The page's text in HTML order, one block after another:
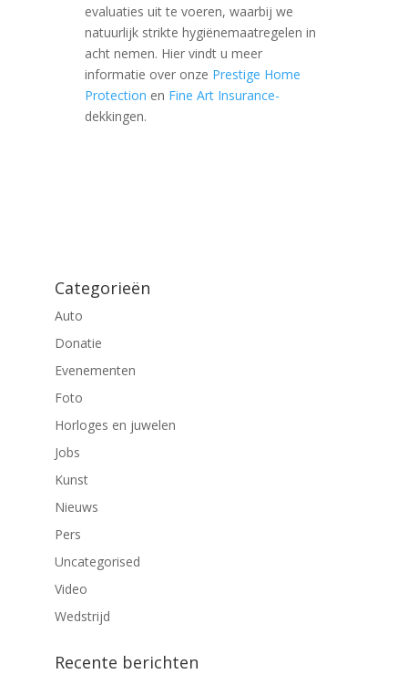
evaluaties uit te voeren, waarbij we
natuurlijk strikte hygiënemaatregelen in
acht nemen. Hier vindt u meer
informatie over onze Prestige Home
Protection en Fine Art Insurance-
dekkingen.
Categorieën
Auto
Donatie
Evenementen
Foto
Horloges en juwelen
Jobs
Kunst
Nieuws
Pers
Uncategorised
Video
Wedstrijd
Recente berichten